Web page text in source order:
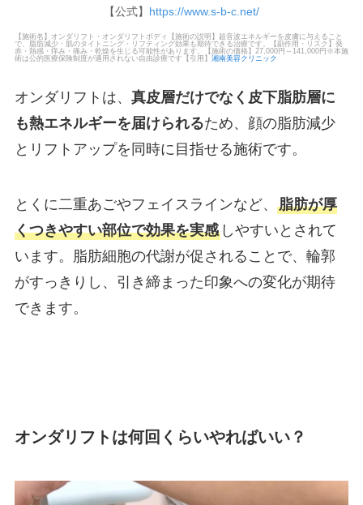
【公式】 https://www.s-b-c.net/
【施術名】オンダリフト・オンダリフトボディ【施術の説明】超音波エネルギーを皮膚に与えること
で、脂肪減少・肌のタイトニング・リフティング効果も期待できる治療です。【副作用・リスク】発
赤・熱感・痒み・痛み・乾燥を生じる可能性があります。【施術の価格】27,000円～141,000円※本施
術は公的医療保険制度が適用されない自由診療です【引用】 湘南美容クリニック
オンダリフトは、 真皮層だけでなく皮下脂肪層に
も熱エネルギーを届けられるため、顔の脂肪減少
とリフトアップを同時に目指せる施術です。
とくに二重あごやフェイスラインなど、 脂肪が厚
くつきやすい部位で効果を実感しやすいとされて
います。脂肪細胞の代謝が促されることで、輪郭
がすっきりし、引き締まった印象への変化が期待
できます。
オンダリフトは何回くらいやればいい？